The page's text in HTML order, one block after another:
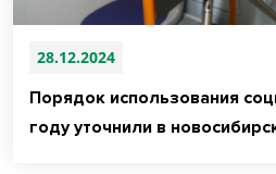
28.12.2024
Порядок использования
году уточнили в